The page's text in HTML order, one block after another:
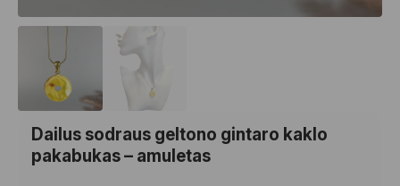
Dailus sodraus geltono gintaro kaklo
pakabukas – amuletas